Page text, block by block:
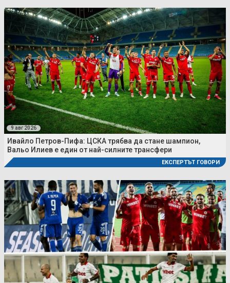
9 авг 2026
Ивайло Петров-Пифа: ЦСКА трябва да стане шампион,
Вальо Илиев е един от най-силните трансфери
ЕКСПЕРТЪТ ГОВОРИ